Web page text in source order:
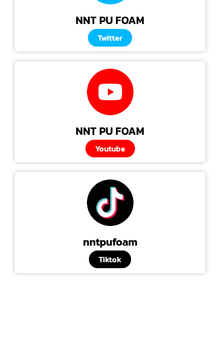
NNT PU FOAM
Twitter
NNT PU FOAM
Youtube
nntpufoam
Tiktok